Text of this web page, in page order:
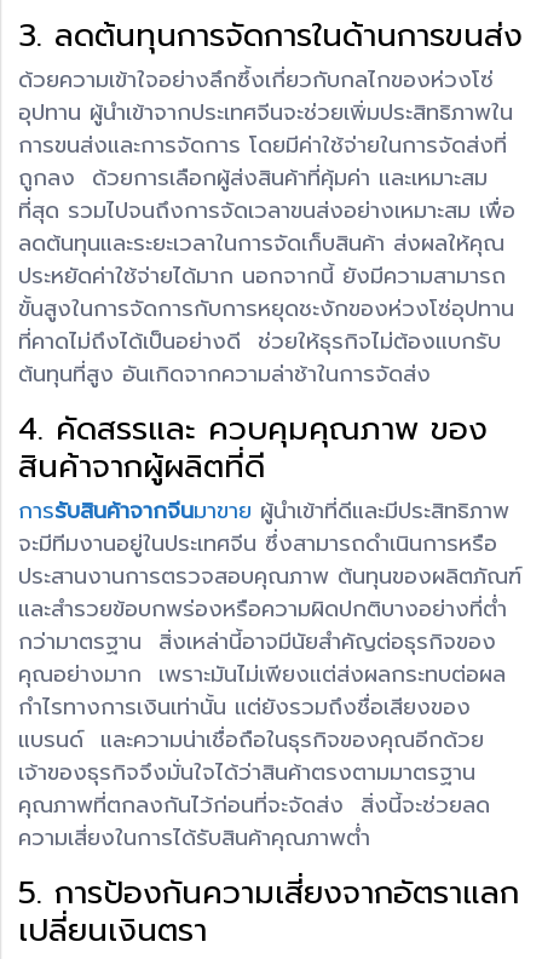
3. ลดต้นทุนการจัดการในด้านการขนส่ง
ด้วยความเข้าใจอย่างลึกซึ้งเกี่ยวกับกลไกของห่วงโซ่
อุปทาน ผู้นำเข้าจากประเทศจีนจะช่วยเพิ่มประสิทธิภาพใน
การขนส่งและการจัดการ โดยมีค่าใช้จ่ายในการจัดส่งที่
ถูกลง ด้วยการเลือกผู้ส่งสินค้าที่คุ้มค่า และเหมาะสม
ที่สุด รวมไปจนถึงการจัดเวลาขนส่งอย่างเหมาะสม เพื่อ
ลดต้นทุนและระยะเวลาในการจัดเก็บสินค้า ส่งผลให้คุณ
ประหยัดค่าใช้จ่ายได้มาก นอกจากนี้ ยังมีความสามารถ
ขั้นสูงในการจัดการกับการหยุดชะงักของห่วงโซ่อุปทาน
ที่คาดไม่ถึงได้เป็นอย่างดี ช่วยให้ธุรกิจไม่ต้องแบกรับ
ต้นทุนที่สูง อันเกิดจากความล่าช้าในการจัดส่ง
4. คัดสรรและ ควบคุมคุณภาพ ของ
สินค้าจากผู้ผลิตที่ดี
การรับสินค้าจากจีนมาขาย ผู้นำเข้าที่ดีและมีประสิทธิภาพ
จะมีทีมงานอยู่ในประเทศจีน ซึ่งสามารถดำเนินการหรือ
ประสานงานการตรวจสอบคุณภาพ ต้นทุนของผลิตภัณฑ์
และสำรวยข้อบกพร่องหรือความผิดปกติบางอย่างที่ต่ำ
กว่ามาตรฐาน สิ่งเหล่านี้อาจมีนัยสำคัญต่อธุรกิจของ
คุณอย่างมาก เพราะมันไม่เพียงแต่ส่งผลกระทบต่อผล
กำไรทางการเงินเท่านั้น แต่ยังรวมถึงชื่อเสียงของ
แบรนด์ และความน่าเชื่อถือในธุรกิจของคุณอีกด้วย
เจ้าของธุรกิจจึงมั่นใจได้ว่าสินค้าตรงตามมาตรฐาน
คุณภาพที่ตกลงกันไว้ก่อนที่จะจัดส่ง สิ่งนี้จะช่วยลด
ความเสี่ยงในการได้รับสินค้าคุณภาพต่ำ
5. การป้องกันความเสี่ยงจากอัตราแลก
เปลี่ยนเงินตรา